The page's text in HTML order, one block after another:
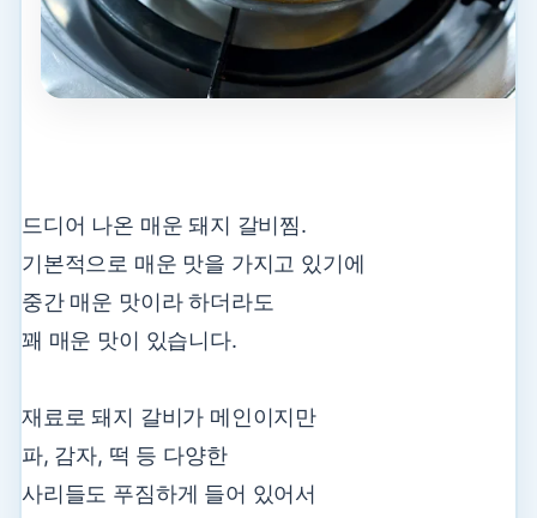
드디어 나온 매운 돼지 갈비찜.
기본적으로 매운 맛을 가지고 있기에
중간 매운 맛이라 하더라도
꽤 매운 맛이 있습니다.
재료로 돼지 갈비가 메인이지만
파, 감자, 떡 등 다양한
사리들도 푸짐하게 들어 있어서